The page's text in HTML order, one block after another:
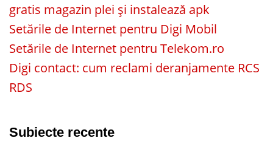
gratis magazin plei și instalează apk
Setările de Internet pentru Digi Mobil
Setările de Internet pentru Telekom.ro
Digi contact: cum reclami deranjamente RCS
RDS
Subiecte recente